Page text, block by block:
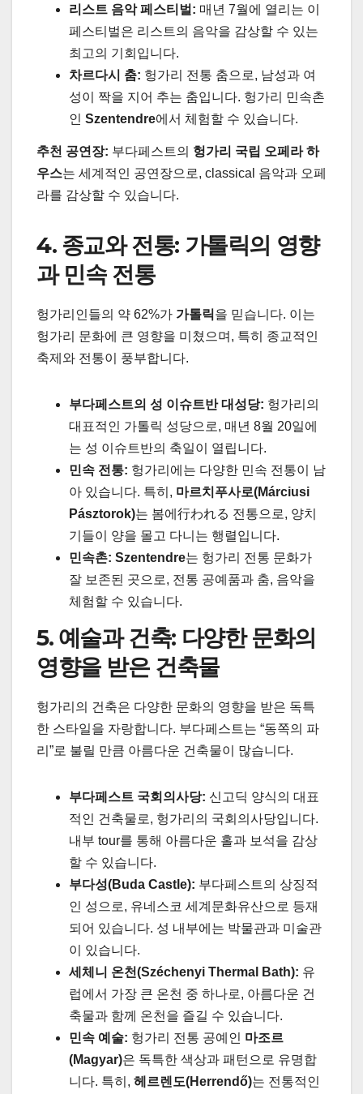
리스트 음악 페스티벌: 매년 7월에 열리는 이
페스티벌은 리스트의 음악을 감상할 수 있는
최고의 기회입니다.
차르다시 춤: 헝가리 전통 춤으로, 남성과 여
성이 짝을 지어 추는 춤입니다. 헝가리 민속촌
인 Szentendre에서 체험할 수 있습니다.
추천 공연장: 부다페스트의 헝가리 국립 오페라 하
우스는 세계적인 공연장으로, classical 음악과 오페
라를 감상할 수 있습니다.
4. 종교와 전통: 가톨릭의 영향
과 민속 전통
헝가리인들의 약 62%가 가톨릭을 믿습니다. 이는
헝가리 문화에 큰 영향을 미쳤으며, 특히 종교적인
축제와 전통이 풍부합니다.
부다페스트의 성 이슈트반 대성당: 헝가리의
대표적인 가톨릭 성당으로, 매년 8월 20일에
는 성 이슈트반의 축일이 열립니다.
민속 전통: 헝가리에는 다양한 민속 전통이 남
아 있습니다. 특히, 마르치푸사로(Márciusi
Pásztorok)는 봄에行われる 전통으로, 양치
기들이 양을 몰고 다니는 행렬입니다.
민속촌: Szentendre는 헝가리 전통 문화가
잘 보존된 곳으로, 전통 공예품과 춤, 음악을
체험할 수 있습니다.
5. 예술과 건축: 다양한 문화의
영향을 받은 건축물
헝가리의 건축은 다양한 문화의 영향을 받은 독특
한 스타일을 자랑합니다. 부다페스트는 “동쪽의 파
리”로 불릴 만큼 아름다운 건축물이 많습니다.
부다페스트 국회의사당: 신고딕 양식의 대표
적인 건축물로, 헝가리의 국회의사당입니다.
내부 tour를 통해 아름다운 홀과 보석을 감상
할 수 있습니다.
부다성(Buda Castle): 부다페스트의 상징적
인 성으로, 유네스코 세계문화유산으로 등재
되어 있습니다. 성 내부에는 박물관과 미술관
이 있습니다.
세체니 온천(Széchenyi Thermal Bath): 유
럽에서 가장 큰 온천 중 하나로, 아름다운 건
축물과 함께 온천을 즐길 수 있습니다.
민속 예술: 헝가리 전통 공예인 마조르
(Magyar)은 독특한 색상과 패턴으로 유명합
니다. 특히, 헤르렌도(Herrendő)는 전통적인